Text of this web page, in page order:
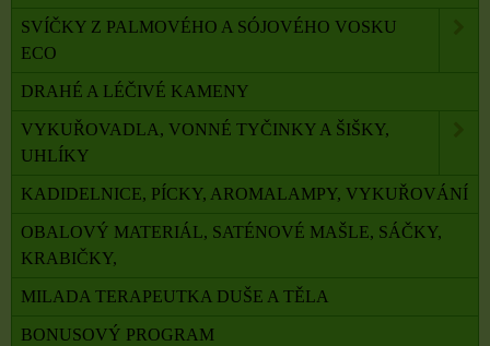
SVÍČKY Z PALMOVÉHO A SÓJOVÉHO VOSKU
ECO
DRAHÉ A LÉČIVÉ KAMENY
VYKUŘOVADLA, VONNÉ TYČINKY A ŠIŠKY,
UHLÍKY
KADIDELNICE, PÍCKY, AROMALAMPY, VYKUŘOVÁNÍ
OBALOVÝ MATERIÁL, SATÉNOVÉ MAŠLE, SÁČKY,
KRABIČKY,
MILADA TERAPEUTKA DUŠE A TĚLA
BONUSOVÝ PROGRAM